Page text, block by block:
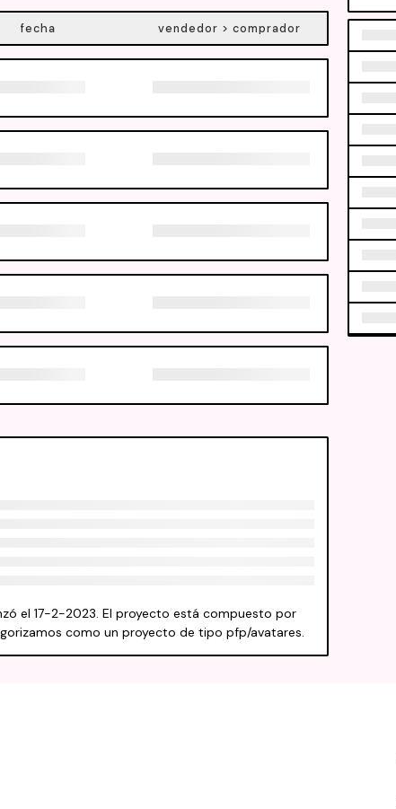
el 17-2-2023. El proyecto está compuesto por
como un proyecto de tipo pfp/avatares.
fecha vendedor > comprador